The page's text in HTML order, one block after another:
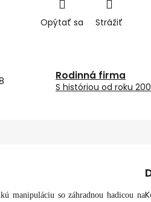
Opýtať sa Strážiť
Rodinná firma
S históriou od roku
manipuláciu so záhradnou hadicou na